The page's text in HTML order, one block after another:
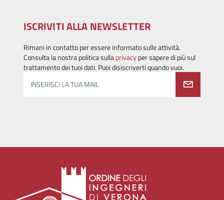
ISCRIVITI ALLA NEWSLETTER
Rimani in contatto per essere informato sulle attività.
Consulta la nostra politica sullaprivacyper sapere di più sul
trattamento dei tuoi dati. Puoi disiscriverti quando vuoi.
INSERISCI LA TUA MAIL